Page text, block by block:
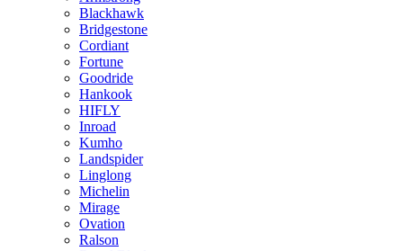
Blackhawk
Bridgestone
Cordiant
Fortune
Goodride
Hankook
HIFLY
Inroad
Kumho
Landspider
Linglong
Michelin
Mirage
Ovation
Ralson